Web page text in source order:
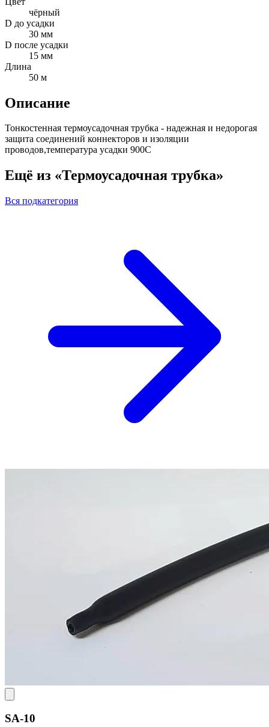
чёрный
D до усадки
30 мм
D после усадки
15 мм
Длина
50 м
Описание
Тонкостенная термоусадочная трубка - надежная и недорогая
защита соединений коннекторов и изоляции
проводов,температура усадки 900С
Ещё из «Термоусадочная трубка»
Вся подкатегория
SA-10